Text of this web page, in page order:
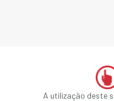
A utilização deste